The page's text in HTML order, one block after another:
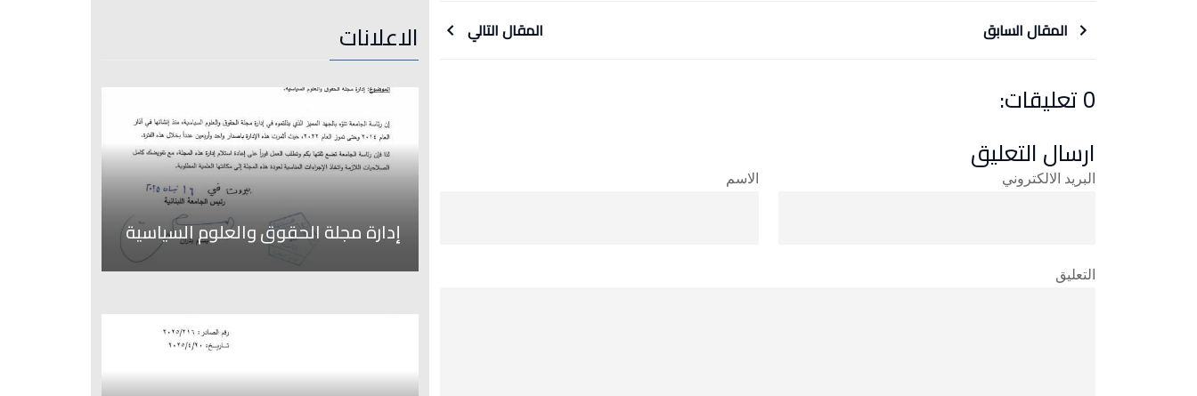
المقال السابق المقال التالي
0 تعليقات:
ارسال التعليق
الاسم البريد الالكتروني
التعليق
الاعلانات
إدارة مجلة الحقوق والعلوم السياسية